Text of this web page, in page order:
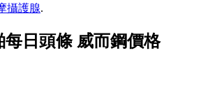
攝護腺.
日頭條 威而鋼價格